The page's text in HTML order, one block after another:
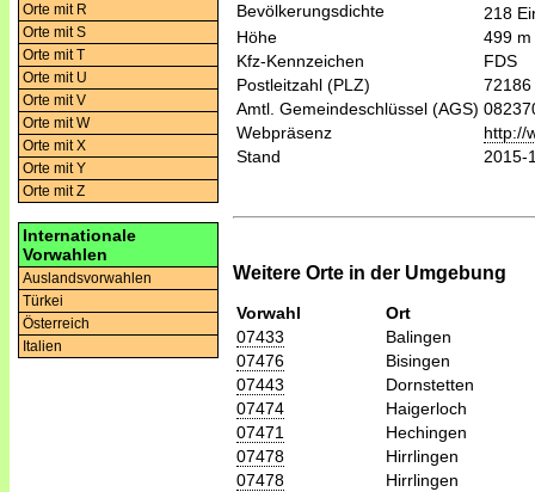
Orte mit R
Orte mit S
Orte mit T
Orte mit U
Orte mit V
Orte mit W
Orte mit X
Orte mit Y
Orte mit Z
Internationale
Vorwahlen
Auslandsvorwahlen
Türkei
Österreich
Italien
Bevölkerungsdichte
218
Höhe
499 m
Kfz-Kennzeichen
FDS
Postleitzahl (PLZ)
72186
Amtl. Gemeindeschlüssel (AGS)
Webpräsenz
http://
Stand
2015-
Weitere Orte in der Umgebung
Vorwahl
Ort
07433
Balingen
07476
Bisingen
07443
Dornstetten
07474
Haigerloch
07471
Hechingen
07478
Hirrlingen
07478
Hirrlingen